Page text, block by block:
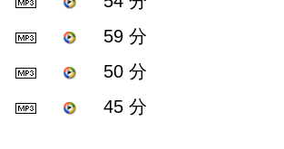
59 分
50 分
45 分